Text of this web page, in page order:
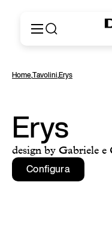
Prodotti
Cataloghi e
Ditre for
Punti vendita
News & Press
Area
English
Español
Русский
简体中文
Home,Tavolini,Erys
Erys
design by Gabriele
Configura